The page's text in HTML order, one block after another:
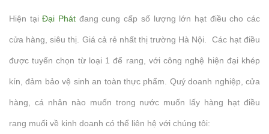
Hiện tạiĐại Phát đang cung cấp số lượng lớn hạt điều cho các
cửa hàng, siêu thị. Giá cả rẻ nhất thị trường Hà Nội. Các hạt điều
được tuyển chọn từ loại 1 để rang, với công nghệ hiện đại khép
kín, đảm bảo vệ sinh an toàn thực phẩm. Quý doanh nghiệp, cửa
hàng, cá nhân nào muốn trong nước muốn lấy hàng hạt điều
rang muối về kinh doanh có thể liên hệ với chúng tôi: